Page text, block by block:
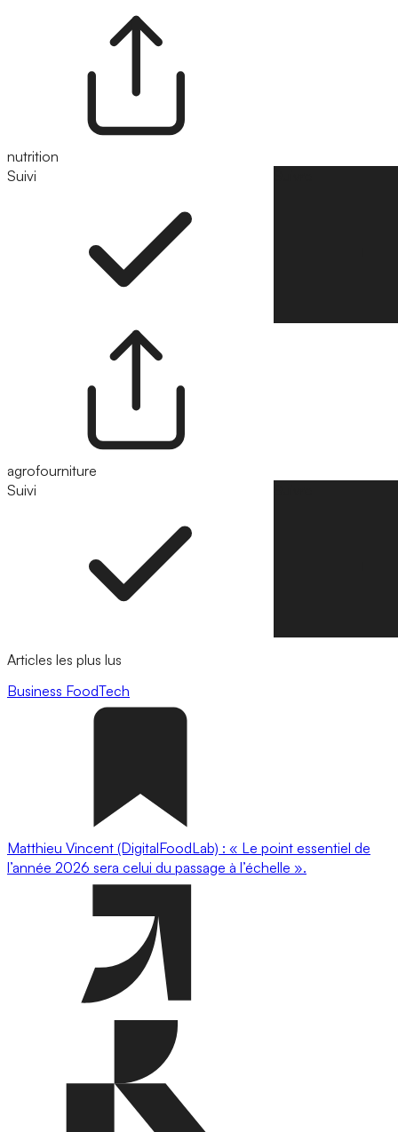
nutrition
Suivi
agrofourniture
Suivi
Articles les plus lus
Business FoodTech
Matthieu Vincent (DigitalFoodLab) : « Le point essentiel de
l’année 2026 sera celui du passage à l’échelle ».